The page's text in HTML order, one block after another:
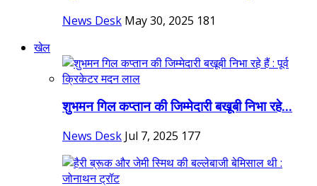
News Desk May 30, 2025 181
खेल
शुभमन गिल कप्तान की जिम्मेदारी बखूबी निभा रहे...
News Desk Jul 7, 2025 177